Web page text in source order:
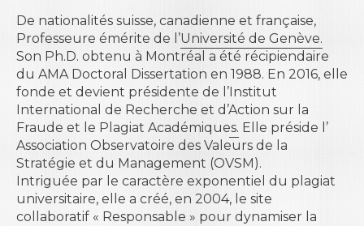
De nationalités suisse, canadienne et française,
Professeure émérite de l’Université de Genève.
Son Ph.D. obtenu à Montréal a été récipiendaire
du AMA Doctoral Dissertation en 1988. En 2016, elle
fonde et devient présidente de l’ Institut
International de Recherche et d’Action sur la
Fraude et le Plagiat Académiques. Elle préside l’
Association Observatoire des Valeurs de la
Stratégie et du Management (OVSM).
Intriguée par le caractère exponentiel du plagiat
universitaire, elle a créé, en 2004, le site
collaboratif « Responsable » pour dynamiser la